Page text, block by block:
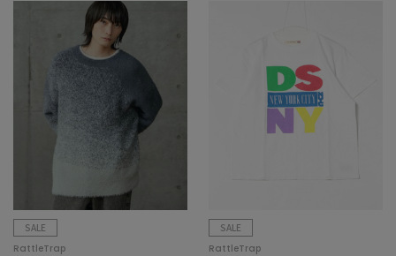
SALE
RattleTrap
SALE
RattleTrap